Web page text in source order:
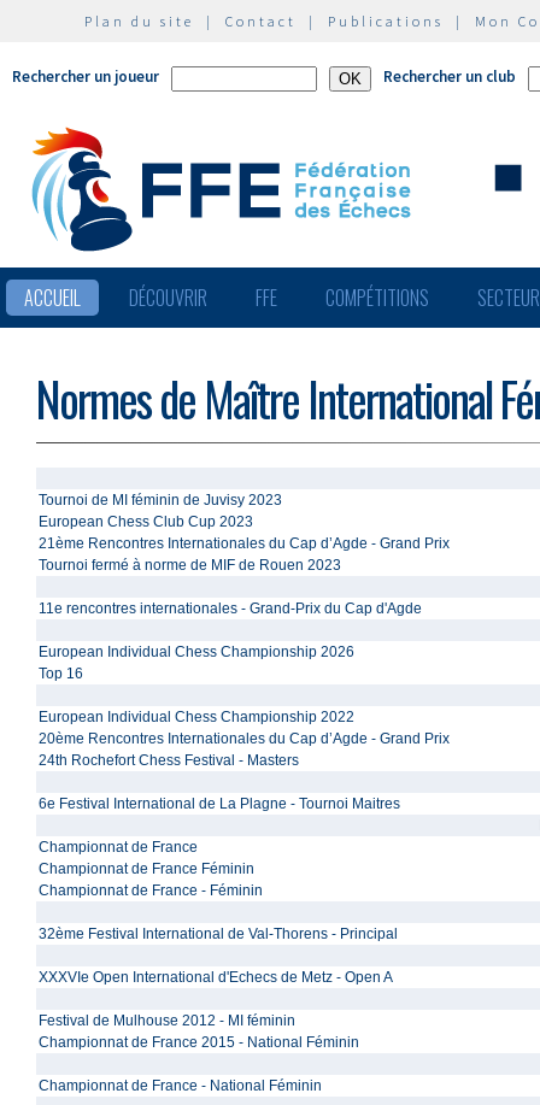
Plan du site | Contact | Publications | Mon
Rechercher un joueur Rechercher un club
ACCUEIL DÉCOUVRIR FFE COMPÉTITIONS
Normes de Maître International
Tournoi de MI féminin de Juvisy 2023
European Chess Club Cup 2023
21ème Rencontres Internationales du Cap d’Agde - Grand Prix
Tournoi fermé à norme de MIF de Rouen 2023
11e rencontres internationales - Grand-Prix du Cap d'Agde
European Individual Chess Championship 2026
Top 16
European Individual Chess Championship 2022
20ème Rencontres Internationales du Cap d’Agde - Grand Prix
24th Rochefort Chess Festival - Masters
6e Festival International de La Plagne - Tournoi Maitres
Championnat de France
Championnat de France Féminin
Championnat de France - Féminin
32ème Festival International de Val-Thorens - Principal
XXXVIe Open International d'Echecs de Metz - Open A
Festival de Mulhouse 2012 - MI féminin
Championnat de France 2015 - National Féminin
Championnat de France - National Féminin